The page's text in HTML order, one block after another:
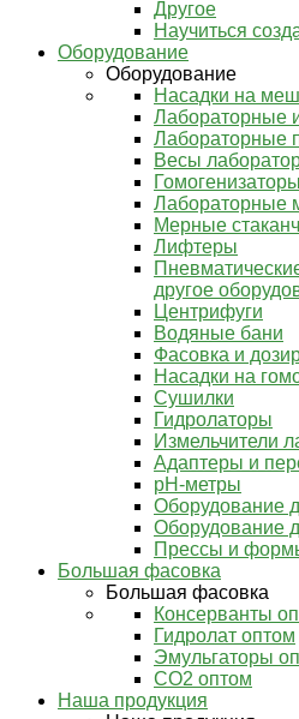
Другое
Научиться
Оборудование
Оборудование
Насадки на
Лабораторные
Лабораторные
Весы
Гомогенизаторы
Лабораторные
Мерные
Лифтеры
другое
Центрифуги
Водяные бани
Фасовка и
Насадки на
Сушилки
Гидролаторы
Измельчители
Адаптеры и
pH-метры
Оборудование
Оборудование
Прессы и
Большая фасовка
Большая фасовка
Консерванты
Гидролат оптом
Эмульгаторы
СО2 оптом
Наша продукция